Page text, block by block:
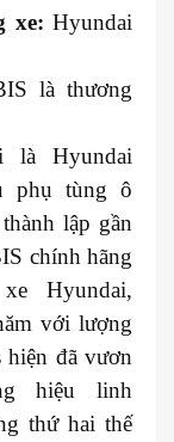
xe: Hyundai
là thương
là Hyundai
phụ tùng ô
lập gần
chính hãng
Hyundai,
với lượng
hiện đã vươn
hiệu linh
thứ hai thế